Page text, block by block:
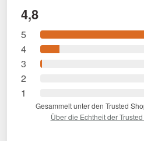
4,8
5
4
3
2
1
Gesammelt unter den Trusted
Über die Echtheit der